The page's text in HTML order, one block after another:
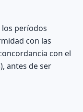
períodos
con las
con el
antes de ser